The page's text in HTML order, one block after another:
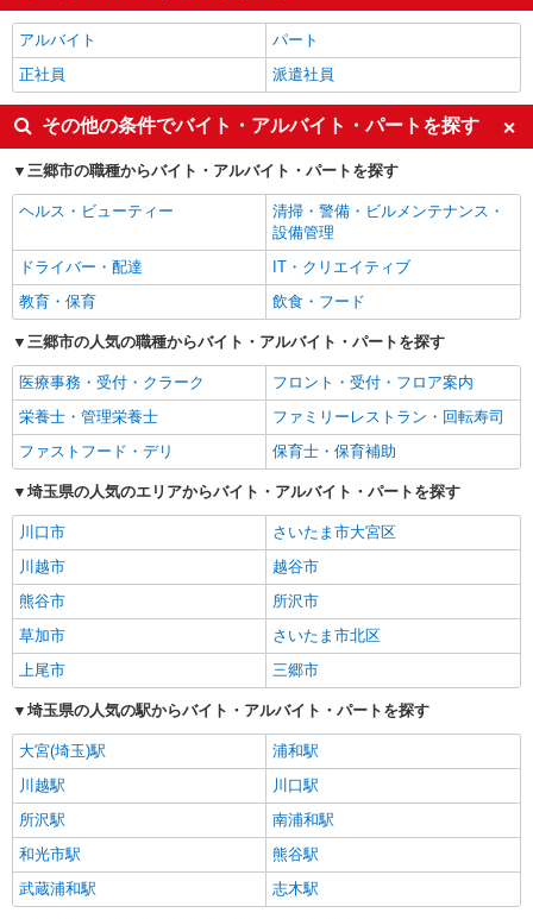
アルバイト
パート
正社員
派遣社員
その他の条件でバイト・アルバイト・パートを探す
三郷市の職種からバイト・アルバイト・パートを探す
ヘルス・ビューティー
清掃・警備・ビルメンテナンス・
設備管理
ドライバー・配達
IT・クリエイティブ
教育・保育
飲食・フード
三郷市の人気の職種からバイト・アルバイト・パートを探す
医療事務・受付・クラーク
フロント・受付・フロア案内
栄養士・管理栄養士
ファミリーレストラン・回転寿司
ファストフード・デリ
保育士・保育補助
埼玉県の人気のエリアからバイト・アルバイト・パートを探す
川口市
さいたま市大宮区
川越市
越谷市
熊谷市
所沢市
草加市
さいたま市北区
上尾市
三郷市
埼玉県の人気の駅からバイト・アルバイト・パートを探す
大宮(埼玉)駅
浦和駅
川越駅
川口駅
所沢駅
南浦和駅
和光市駅
熊谷駅
武蔵浦和駅
志木駅